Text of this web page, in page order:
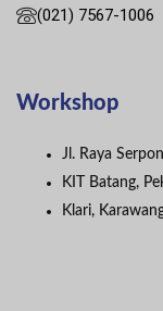
(021) 7567-1006
Workshop
Jl. Raya
KIT Batang,
Klari,